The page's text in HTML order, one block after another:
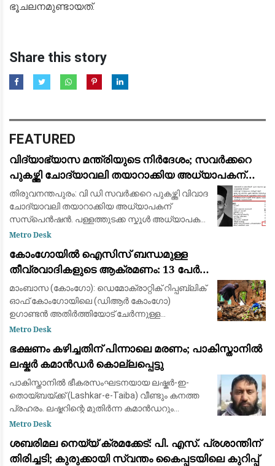
ഭൂചലനമുണ്ടായത്.
Share this story
FEATURED
വിദ്യാഭ്യാസ മന്ത്രിയുടെ നിർദേശം; സവർക്കറെ
പുകഴ്ത്തി ചോദ്യാവലി തയാറാക്കിയ അധ്യാപകന്
സസ്പെൻഷൻ
തിരുവനന്തപുരം: വി ഡി സവർക്കറെ പുകഴ്ത്തി വിവാദ
ചോദ്യാവലി തയാറാക്കിയ അധ്യാപകന്
സസ്പെൻഷൻ. പള്ളത്തുടക്ക സ്കൂൾ അധ്യാപകൻ
ഗുരു പ്രസാദിനെയാണ് സസ്പെൻഡ് ചെയ്തത്.
തുടർന്നാണ് ന
Metro Desk
കോംഗോയിൽ ഐസിസ് ബന്ധമുള്ള
തീവ്രവാദികളുടെ ആക്രമണം: 13 പേർ
കൊല്ലപ്പെട്ടു; വീടുകൾ കത്തിച്ചു
മാംബാസ (കോംഗോ): ഡെമോക്രാറ്റിക് റിപ്പബ്ലിക്
ഓഫ് കോംഗോയിലെ (ഡിആർ കോംഗോ)
ഉഗാണ്ടൻ അതിർത്തിയോട് ചേർന്നുള്ള
ഗ്രാമത്തിൽ ഐസിസ് (ഇസ്ലാമിക് സ്റ്റേറ്റ്)
കുറഞ്ഞത് 13 പേർ കൊല്ല
Metro Desk
ഭക്ഷണം കഴിച്ചതിന് പിന്നാലെ മരണം; പാകിസ്താനിൽ
ലഷ്കർ കമാൻഡർ കൊല്ലപ്പെട്ടു
പാകിസ്താനിൽ ഭീകരസംഘടനയായ ലഷ്കർ-ഇ-
തൊയ്ബയ്ക്ക് (Lashkar-e-Taiba) വീണ്ടും കനത്ത
പ്രഹരം. ലഷ്കറിന്റെ മുതിർന്ന കമാൻഡറും
ഹാഫിസ് സയീദിന്റെ അടുത്ത വിശ്വസ്തനുമായ
Aziz)
Metro Desk
ശബരിമല നെയ്യ് ക്രമക്കേട്: പി. എസ്. പ്രശാന്തിന്
തിരിച്ചടി; കുരുക്കായി സ്വന്തം കൈപ്പടയിലെ കുറിപ്പ്